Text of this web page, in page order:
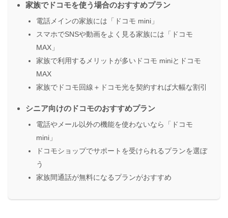
家族でドコモを使う場合のおすすめプラン
電話メインの家族には「ドコモ mini」
スマホでSNSや動画をよく見る家族には「ドコモ
MAX」
家族で利用するメリットが多いドコモ miniとドコモ
MAX
家族でドコモ回線＋ドコモ光を契約すれば大幅な割引
シニア向けのドコモのおすすめプラン
電話やメール以外の機能を使わないなら「ドコモ
mini」
ドコモショップでサポートを受けられるプランを選ぼ
う
家族間通話が無料になるプランがおすすめ